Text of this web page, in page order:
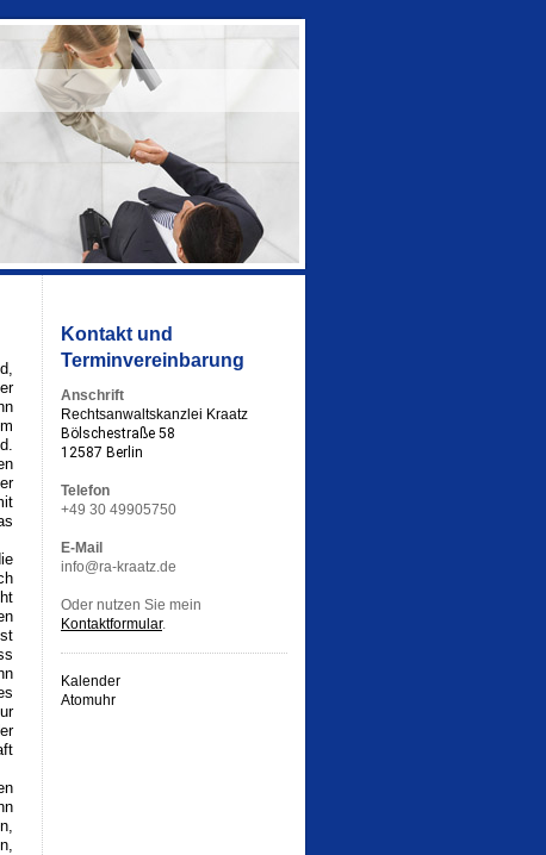
Kontakt und
Terminvereinbarung
Anschrift
Rechtsanwaltskanzlei Kraatz
Bölschestraße 58
12587 Berlin
Telefon
+49 30 49905750
E-Mail
info@ra-kraatz.de
Oder nutzen Sie mein
Kontaktformular.
Kalender
Atomuhr